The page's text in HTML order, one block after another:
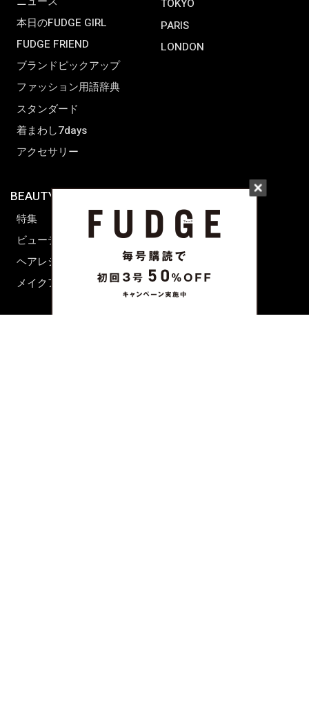
本日のFUDGE GIRL
FUDGE FRIEND
ブランドピックアップ
ファッション用語辞典
スタンダード
着まわし7days
アクセサリー
TOKYO
PARIS
LONDON
BEAUTY & HAIR
特集
ビューティーニュース
ヘアレシピ ストーリーズ
メイクアップティップス
ファッション
ビューティー
レシピ
ライフスタイル